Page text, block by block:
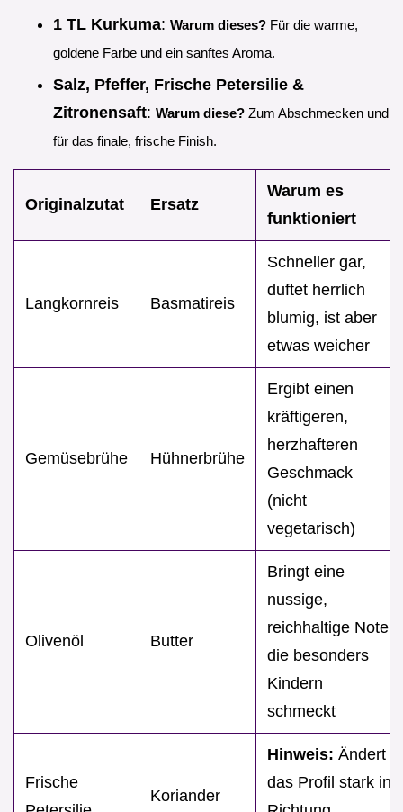
1 TL Kurkuma: Warum dieses? Für die warme,
goldene Farbe und ein sanftes Aroma.
Salz, Pfeffer, Frische Petersilie &
Zitronensaft: Warum diese? Zum Abschmecken und
für das finale, frische Finish.
Originalzutat Ersatz
Warum es
funktioniert
Langkornreis Basmatireis
Schneller gar,
duftet herrlich
blumig, ist aber
etwas weicher
Gemüsebrühe Hühnerbrühe
Ergibt einen
kräftigeren,
herzhafteren
Geschmack
(nicht
vegetarisch)
Olivenöl Butter
Bringt eine
nussige,
reichhaltige Note,
die besonders
Kindern
schmeckt
Frische
Koriander
Hinweis: Ändert
das Profil stark in